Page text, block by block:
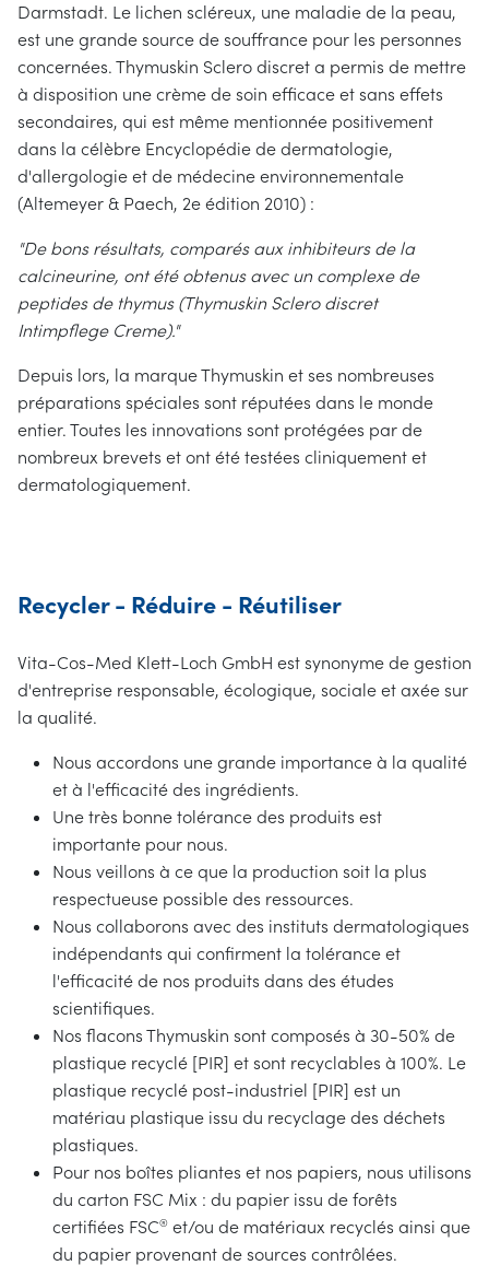
Darmstadt. Le lichen scléreux, une maladie de la peau,
est une grande source de souffrance pour les personnes
concernées. Thymuskin Sclero discret a permis de mettre
à disposition une crème de soin efficace et sans effets
secondaires, qui est même mentionnée positivement
dans la célèbre Encyclopédie de dermatologie,
d'allergologie et de médecine environnementale
(Altemeyer & Paech, 2e édition 2010) :
"De bons résultats, comparés aux inhibiteurs de la
calcineurine, ont été obtenus avec un complexe de
peptides de thymus (Thymuskin Sclero discret
Intimpflege Creme)."
Depuis lors, la marque Thymuskin et ses nombreuses
préparations spéciales sont réputées dans le monde
entier. Toutes les innovations sont protégées par de
nombreux brevets et ont été testées cliniquement et
dermatologiquement.
Recycler - Réduire - Réutiliser
Vita-Cos-Med Klett-Loch GmbH est synonyme de gestion
d'entreprise responsable, écologique, sociale et axée sur
la qualité.
Nous accordons une grande importance à la qualité
et à l'efficacité des ingrédients.
Une très bonne tolérance des produits est
importante pour nous.
Nous veillons à ce que la production soit la plus
respectueuse possible des ressources.
Nous collaborons avec des instituts dermatologiques
indépendants qui confirment la tolérance et
l'efficacité de nos produits dans des études
scientifiques.
Nos flacons Thymuskin sont composés à 30-50% de
plastique recyclé [PIR] et sont recyclables à 100%. Le
plastique recyclé post-industriel [PIR] est un
matériau plastique issu du recyclage des déchets
plastiques.
Pour nos boîtes pliantes et nos papiers, nous utilisons
du carton FSC Mix : du papier issu de forêts
certifiées FSC® et/ou de matériaux recyclés ainsi que
du papier provenant de sources contrôlées.